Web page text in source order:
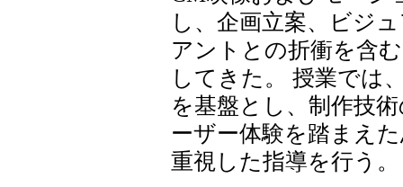
し、企画立案、ビジ
アントとの折衝を含
してきた。 授業では
を基盤とし、制作技
ーザー体験を踏まえ
重視した指導を行う。